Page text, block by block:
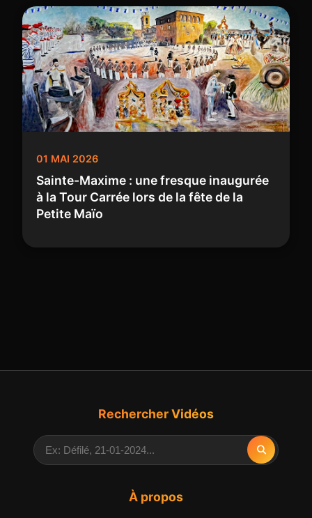
01 MAI 2026
Sainte-Maxime : une fresque inaugurée
à la Tour Carrée lors de la fête de la
Petite Maïo
À propos
Rechercher Vidéos